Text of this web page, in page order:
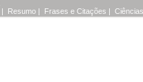
| Resumo | Frases e Citações |